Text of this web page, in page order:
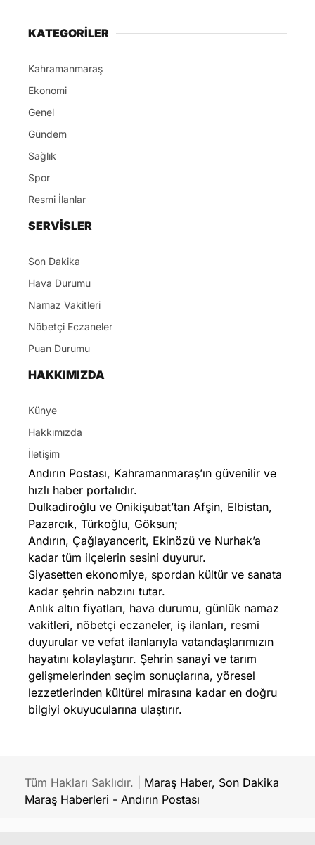
KATEGORİLER
Kahramanmaraş
Ekonomi
Genel
Gündem
Sağlık
Spor
Resmi İlanlar
SERVİSLER
Son Dakika
Hava Durumu
Namaz Vakitleri
Nöbetçi Eczaneler
Puan Durumu
HAKKIMIZDA
Künye
Hakkımızda
İletişim
Andırın Postası, Kahramanmaraş’ın güvenilir ve
hızlı haber portalıdır.
Dulkadiroğlu ve Onikişubat’tan Afşin, Elbistan,
Pazarcık, Türkoğlu, Göksun;
Andırın, Çağlayancerit, Ekinözü ve Nurhak’a
kadar tüm ilçelerin sesini duyurur.
Siyasetten ekonomiye, spordan kültür ve sanata
kadar şehrin nabzını tutar.
Anlık altın fiyatları, hava durumu, günlük namaz
vakitleri, nöbetçi eczaneler, iş ilanları, resmi
duyurular ve vefat ilanlarıyla vatandaşlarımızın
hayatını kolaylaştırır. Şehrin sanayi ve tarım
gelişmelerinden seçim sonuçlarına, yöresel
lezzetlerinden kültürel mirasına kadar en doğru
bilgiyi okuyucularına ulaştırır.
Tüm Hakları Saklıdır. | Maraş Haber, Son Dakika
Maraş Haberleri - Andırın Postası